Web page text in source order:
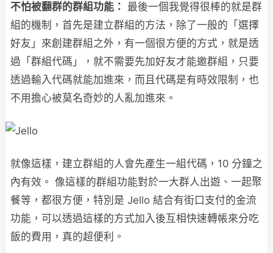
不怕被翻群的群組功能： 最後一個我覺得很棒的就是群
組的機制，首先是建立群組的方法，除了一般的「選擇
好友」來創建群組之外，有一個很方便的方式，就是透
過「群組代碼」，就不需要先加好友才能邀群組，只要
透過輸入代碼就能加進來，而且代碼是有時效限制，也
不用擔心被莫名奇妙的人亂加進來。
就像這樣，建立群組的人會先產生一組代碼，10 分鐘之
內有效。 像這樣的群組功能對於一大群人出遊、一起聚
餐等，都很方便，特別是 Jello 結合有街口支付的金流
功能，可以透過這樣的方式加入後互相快速轉帳來分吃
飯的費用，真的超便利。